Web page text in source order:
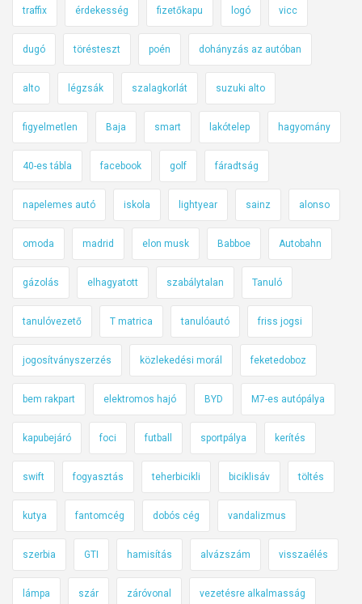
traffix érdekesség fizetőkapu logó vicc
dugó törésteszt poén dohányzás az autóban
alto légzsák szalagkorlát suzuki alto
figyelmetlen Baja smart lakótelep hagyomány
40-es tábla facebook golf fáradtság
napelemes autó iskola lightyear sainz alonso
omoda madrid elon musk Babboe Autobahn
gázolás elhagyatott szabálytalan Tanuló
tanulóvezető T matrica tanulóautó friss jogsi
jogosítványszerzés közlekedési morál feketedoboz
bem rakpart elektromos hajó BYD M7-es autópálya
kapubejáró foci futball sportpálya kerítés
swift fogyasztás teherbicikli biciklisáv töltés
kutya fantomcég dobós cég vandalizmus
szerbia GTI hamisítás alvázszám visszaélés
lámpa szár záróvonal vezetésre alkalmasság